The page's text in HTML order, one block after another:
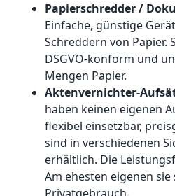
Papierschredder /
Einfache, günstige
Schreddern von Papier.
DSGVO-konform und
Mengen Papier.
Aktenvernichter-
haben keinen eigenen
flexibel einsetzbar,
sind in verschiedenen
erhältlich. Die
Am ehesten eigenen